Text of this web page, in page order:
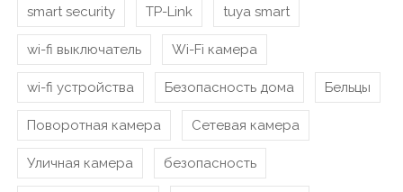
smart security TP-Link tuya smart
wi-fi выключатель Wi-Fi камера
wi-fi устройства Безопасность дома Бельцы
Поворотная камера Сетевая камера
Уличная камера безопасность